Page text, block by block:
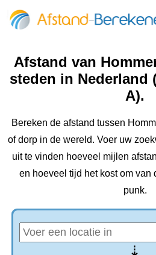
Afstand van
steden in Nederland
A).
Bereken de afstand tussen
of dorp in de wereld. Voer uw
uit te vinden hoeveel mijlen
en hoeveel tijd het kost om van
punk.
⇢